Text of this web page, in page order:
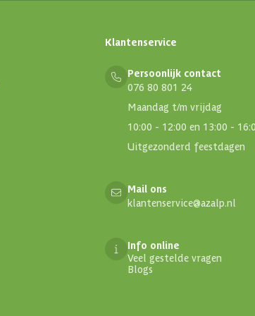
Klantenservice
Persoonlijk contact
076 80 801 24
Maandag t/m vrijdag
10:00 - 12:00 en 13:00 -
Uitgezonderd feestdagen
Mail ons
klantenservice@azalp.nl
Info online
Veel gestelde vragen
Blogs